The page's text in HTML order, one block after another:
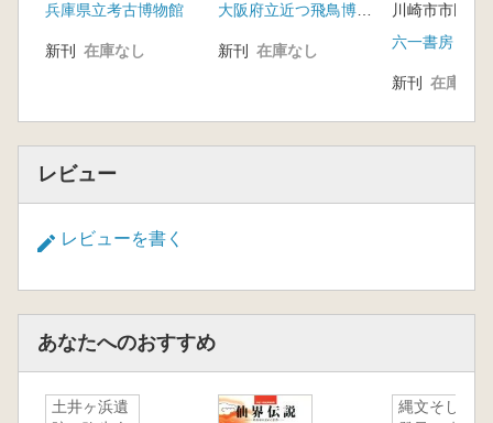
兵庫県立考古博物館
新刊 在庫なし
大阪府立近つ飛鳥博物館
新刊 在庫なし 六一書房
新刊 在庫なし
レビュー
レビューを書く
あなたへのおすすめ
土井ヶ浜遺
縄文そして